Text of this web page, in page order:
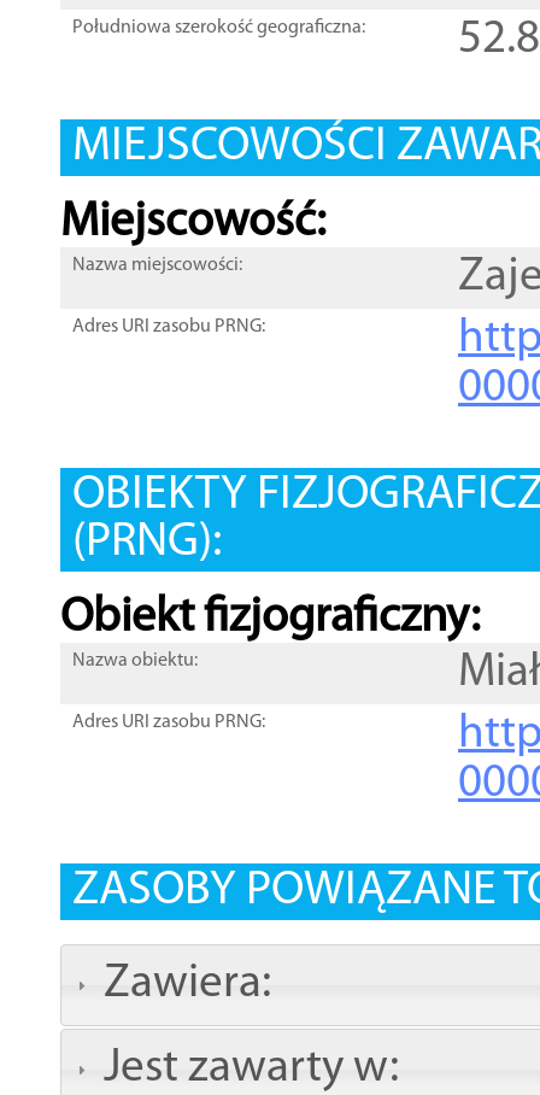
Południowa szerokość geograficzna:
MIEJSCOWOŚCI
Miejscowość:
Nazwa miejscowości:
Adres URI zasobu PRNG:
OBIEKTY
(PRNG):
Obiekt fizjograficzny:
Nazwa obiektu:
Adres URI zasobu PRNG:
ZASOBY POWIĄZANE
Zawiera:
Jest zawarty w: